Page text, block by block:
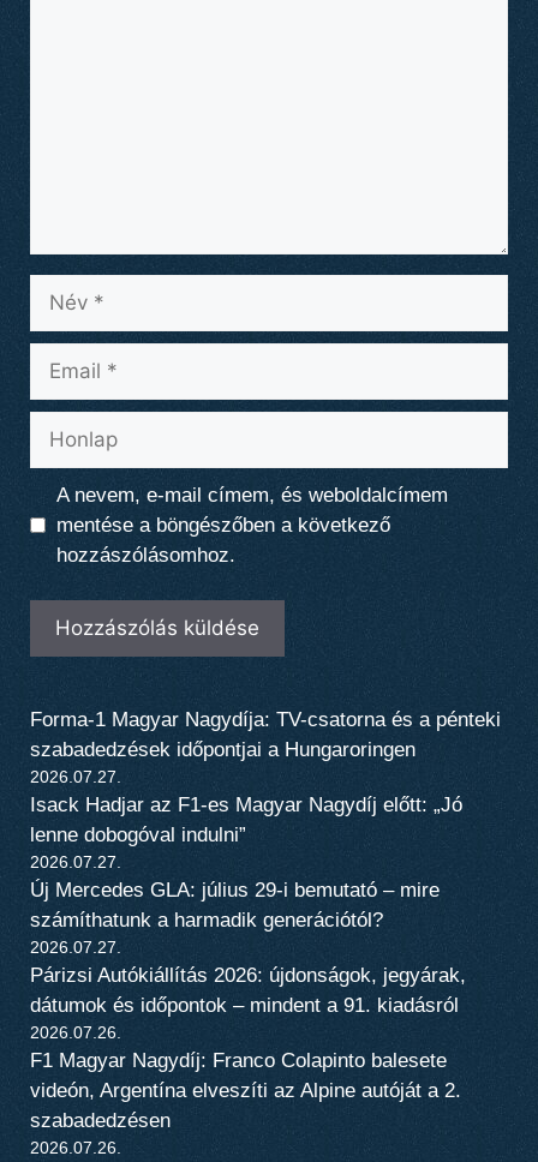
A nevem, e-mail címem, és weboldalcímem
mentése a böngészőben a következő
hozzászólásomhoz.
Forma-1 Magyar Nagydíja: TV-csatorna és a pénteki
szabadedzések időpontjai a Hungaroringen
2026.07.27.
Isack Hadjar az F1-es Magyar Nagydíj előtt: „Jó
lenne dobogóval indulni”
2026.07.27.
Új Mercedes GLA: július 29-i bemutató – mire
számíthatunk a harmadik generációtól?
2026.07.27.
Párizsi Autókiállítás 2026: újdonságok, jegyárak,
dátumok és időpontok – mindent a 91. kiadásról
2026.07.26.
F1 Magyar Nagydíj: Franco Colapinto balesete
videón, Argentína elveszíti az Alpine autóját a 2.
szabadedzésen
2026.07.26.